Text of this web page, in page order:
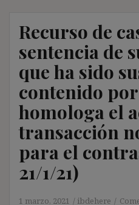
Recurso de
sentencia de
que ha sido
contenido
homologa el
transacción
para el
21/1/21)
1 marzo, 2021 ibdehere